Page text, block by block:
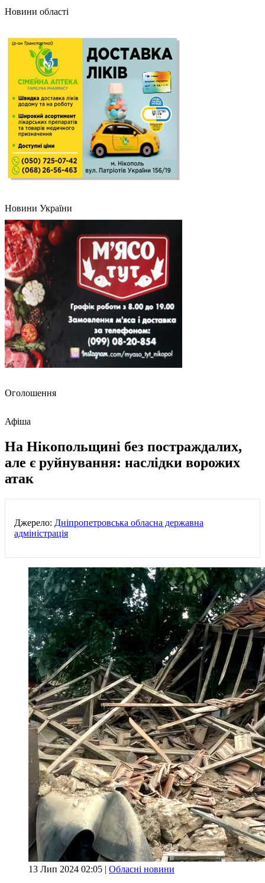
Новини області
Новини України
Оголошення
Афіша
На Нікопольщині без постраждалих,
але є руйнування: наслідки ворожих
атак
Джерело: Дніпропетровська обласна державна
адміністрація
13 Лип 2024 02:05 | Обласні новини